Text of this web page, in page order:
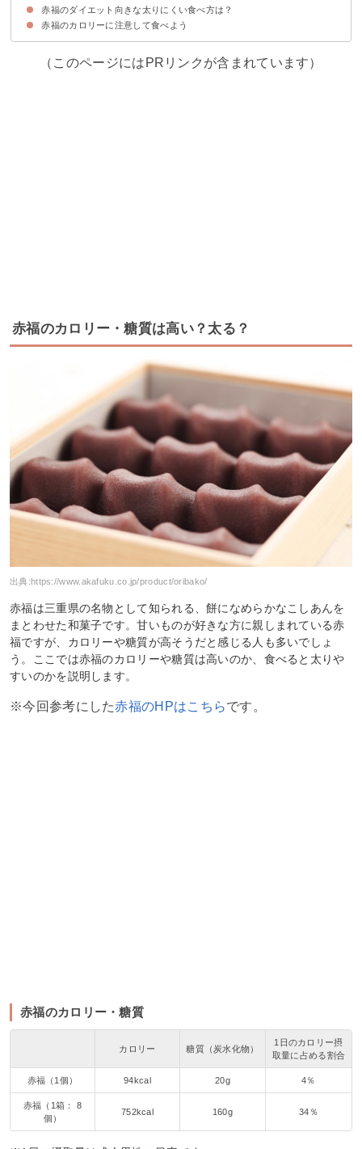
赤福のカロリー・糖質
赤福のカロリー・糖質を他の和菓子と比較
赤福（1個）のカロリーを消費するのに必要な運動量
赤福のダイエット向きな太りにくい食べ方は？
①夜に食べない
②よく噛んで食べる
③食物繊維を含む食材と一緒に食べる
赤福のカロリーに注意して食べよう
（このページにはPRリンクが含まれています）
赤福のカロリー・糖質は高い？太る？
出典:https://www.akafuku.co.jp/product/oribako/
赤福は三重県の名物として知られる、餅になめらかなこしあんを
まとわせた和菓子です。甘いものが好きな方に親しまれている赤
福ですが、カロリーや糖質が高そうだと感じる人も多いでしょ
う。ここでは赤福のカロリーや糖質は高いのか、食べると太りや
すいのかを説明します。
※今回参考にした赤福のHPはこちらです。
赤福のカロリー・糖質
カロリー 糖質（炭水化物）
1日のカロリー摂
取量に占める割合
赤福（1個） 94kcal 20g 4％
赤福（1箱： 8
個）
752kcal 160g 34％